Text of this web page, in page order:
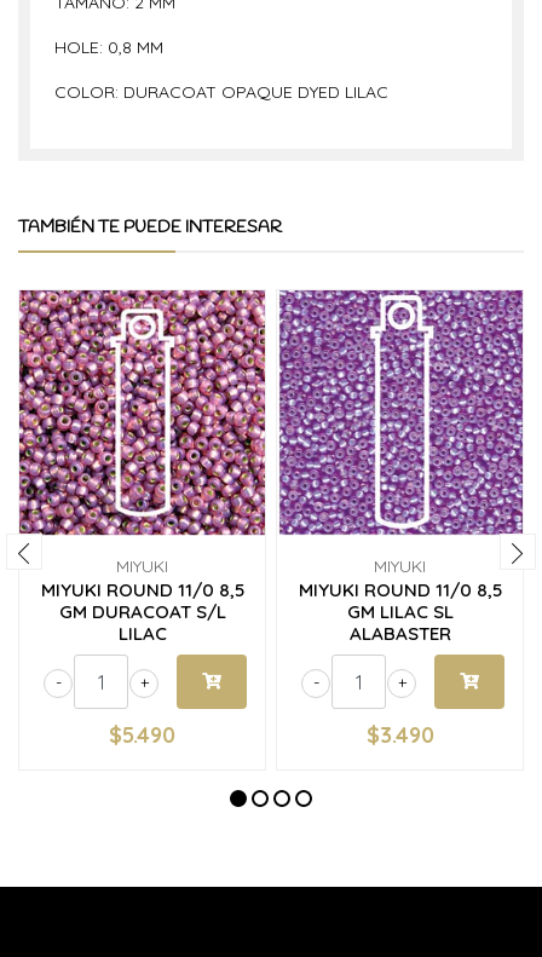
HOLE: 0,8 MM
COLOR: DURACOAT OPAQUE DYED LILAC
TAMBIÉN TE PUEDE INTERESAR
MIYUKI
MIYUKI ROUND 11/0 8,5
GM DURACOAT S/L
LILAC
+
-
$5.490
MIYUKI
MIYUKI ROUND 11/0 8,5
GM LILAC SL
ALABASTER
+
-
$3.490